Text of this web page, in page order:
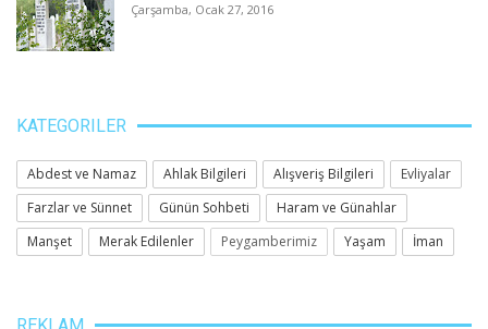
Çarşamba, Ocak 27, 2016
KATEGORILER
Abdest ve Namaz Ahlak Bilgileri Alışveriş Bilgileri
Evliyalar
Farzlar ve Sünnet
Günün Sohbeti
Haram ve Günahlar
Manşet
Merak Edilenler Peygamberimiz Yaşam İman